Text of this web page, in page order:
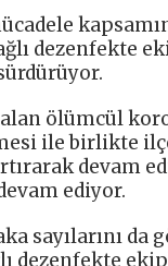
dezenfekte
ölümcül
ile birlikte
devam
ediyor.
sayılarını da
dezenfekte